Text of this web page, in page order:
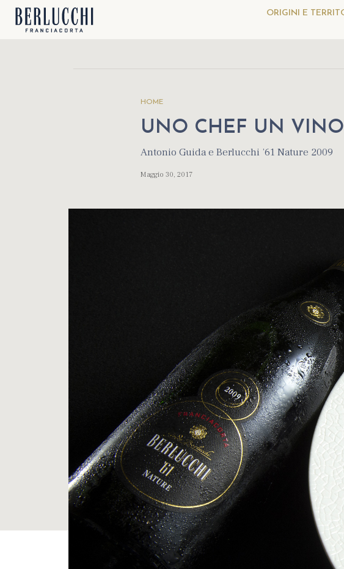
ORIGINI E
HOME
UNO CHEF UN VINO
Antonio Guida e Berlucchi ’61 Nature 2009
Maggio 30, 2017